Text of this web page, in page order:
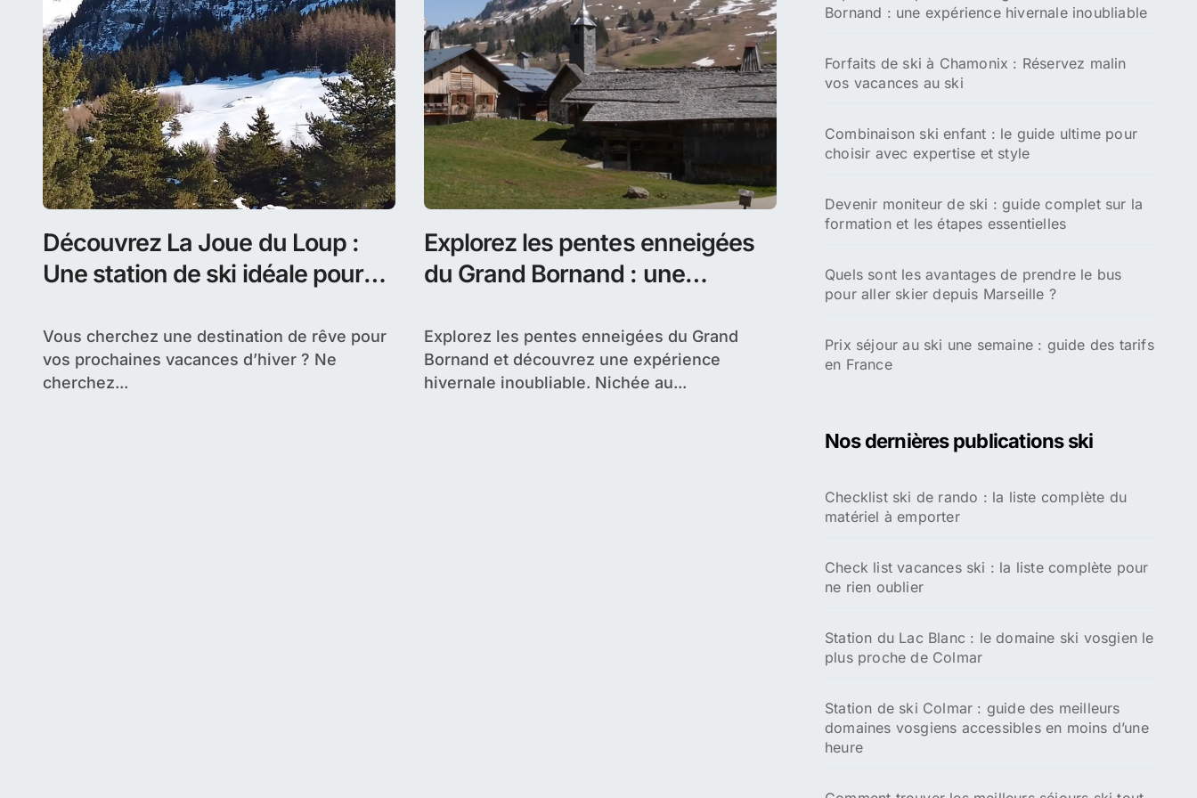
Découvrez La Joue du Loup :
Une station de ski idéale pour
inoubliables
Vous cherchez une destination de rêve pour
vos prochaines vacances d’hiver ? Ne
cherchez...
Explorez les pentes enneigées
du Grand Bornand : une
Explorez les pentes enneigées du Grand
Bornand et découvrez une expérience
hivernale inoubliable. Nichée au...
Bornand : une expérience hivernale inoubliable
Forfaits de ski à Chamonix : Réservez malin
vos vacances au ski
Combinaison ski enfant : le guide ultime pour
choisir avec expertise et style
Devenir moniteur de ski : guide complet sur la
formation et les étapes essentielles
Quels sont les avantages de prendre le bus
pour aller skier depuis Marseille ?
Prix séjour au ski une semaine : guide des tarifs
en France
Nos dernières publications ski
Checklist ski de rando : la liste complète du
matériel à emporter
Check list vacances ski : la liste complète pour
ne rien oublier
Station du Lac Blanc : le domaine ski vosgien le
plus proche de Colmar
Station de ski Colmar : guide des meilleurs
domaines vosgiens accessibles en moins d’une
heure